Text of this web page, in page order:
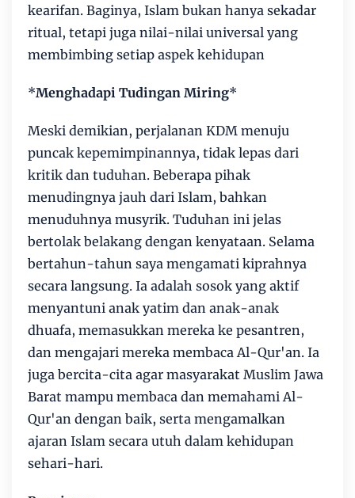
kearifan. Baginya, Islam bukan hanya sekadar
ritual, tetapi juga nilai-nilai universal yang
membimbing setiap aspek kehidupan
*Menghadapi Tudingan Miring*
Meski demikian, perjalanan KDM menuju
puncak kepemimpinannya, tidak lepas dari
kritik dan tuduhan. Beberapa pihak
menudingnya jauh dari Islam, bahkan
menuduhnya musyrik. Tuduhan ini jelas
bertolak belakang dengan kenyataan. Selama
bertahun-tahun saya mengamati kiprahnya
secara langsung. Ia adalah sosok yang aktif
menyantuni anak yatim dan anak-anak
dhuafa, memasukkan mereka ke pesantren,
dan mengajari mereka membaca Al-Qur'an. Ia
juga bercita-cita agar masyarakat Muslim Jawa
Barat mampu membaca dan memahami Al-
Qur'an dengan baik, serta mengamalkan
ajaran Islam secara utuh dalam kehidupan
sehari-hari.